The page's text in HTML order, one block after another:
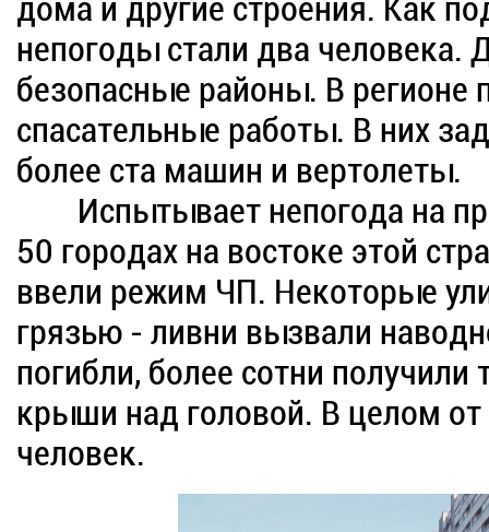
дома и другие строения. Как
непогоды стали два человека.
безопасные районы. В
спасательные работы. В них
более ста машин и вертолеты.
Испытывает непогода на
50 городах на востоке этой
ввели режим ЧП. Некоторые
грязью - ливни вызвали
погибли, более сотни
крыши над головой. В целом
человек.